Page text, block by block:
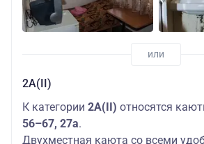
2А(II)
К категории 2А(II) относятся
56–67, 27а.
Двухместная каюта со всеми